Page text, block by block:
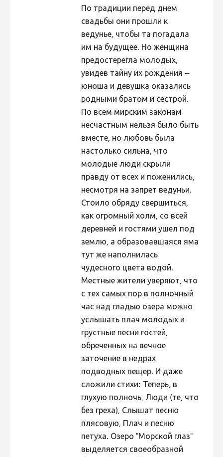
По традиции перед днем
свадьбы они прошли к
ведунье, чтобы та погадала
им на будущее. Но женщина
предостерегла молодых,
увидев тайну их рождения –
юноша и девушка оказались
родными братом и сестрой.
По всем мирским законам
несчастным нельзя было быть
вместе, но любовь была
настолько сильна, что
молодые люди скрыли
правду от всех и поженились,
несмотря на запрет ведуньи.
Стоило обряду свершиться,
как огромный холм, со всей
деревней и гостями ушел под
землю, а образовавшаяся яма
тут же наполнилась
чудесного цвета водой.
Местные жители уверяют, что
с тех самых пор в полночный
час над гладью озера можно
услышать плач молодых и
грустные песни гостей,
обреченных на вечное
заточение в недрах
подводных пещер. И даже
сложили стихи: Теперь, в
глухую полночь, Люди (те, что
без греха), Слышат песню
плясовую, Плач и песню
петуха. Озеро "Морской глаз"
выделяется своеобразной